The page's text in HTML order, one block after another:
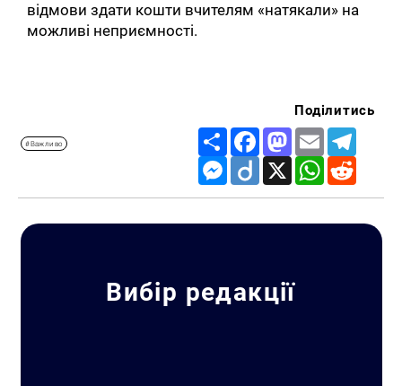
відмови здати кошти вчителям «натякали» на
можливі неприємності.
#Важливо
Поділитись
Share FacebookMastodon
Email
Messenger
Diigo X WhatsApp
Вибір редакції